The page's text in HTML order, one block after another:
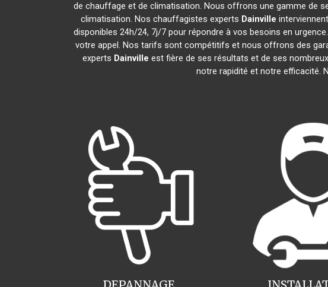
de chauffage et de climatisation. Nous offrons une gamme de
climatisation. Nos chauffagistes experts Dainville
disponibles 24h/24, 7j/7 pour répondre à vos besoins en
votre appel. Nos tarifs sont compétitifs et nous offrons des
experts Dainville est fière de ses résultats et de ses
notre rapidité et notre efficacité.